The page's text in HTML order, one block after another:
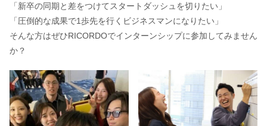
「新卒の同期と差をつけてスタートダッシュを切りたい」
「圧倒的な成果で1歩先を行くビジネスマンになりたい」
そんな方はぜひRICORDOでインターンシップに参加してみません
か？